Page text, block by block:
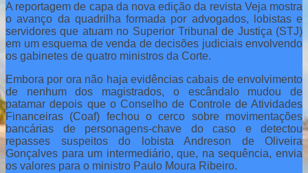
A reportagem de capa da nova edição da revista Veja mostra
o avanço da quadrilha formada por advogados, lobistas e
servidores que atuam no Superior Tribunal de Justiça (STJ)
em um esquema de venda de decisões judiciais envolvendo
os gabinetes de quatro ministros da Corte.
Embora por ora não haja evidências cabais de envolvimento
de nenhum dos magistrados, o escândalo mudou de
patamar depois que o Conselho de Controle de Atividades
Financeiras (Coaf) fechou o cerco sobre movimentações
bancárias de personagens-chave do caso e detectou
repasses suspeitos do lobista Andreson de Oliveira
Gonçalves para um intermediário, que, na sequência, envia
os valores para o ministro Paulo Moura Ribeiro.